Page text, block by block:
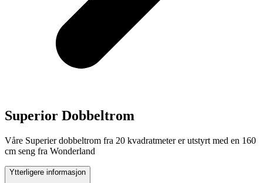
Superior Dobbeltrom
Våre Superier dobbeltrom fra 20 kvadratmeter er utstyrt med en 160
cm seng fra Wonderland
Ytterligere informasjon